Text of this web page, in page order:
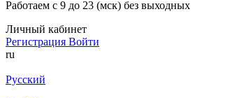
Работаем с 9 до 23 (мск) без выходных
Личный кабинет
Регистрация Войти
ru
Русский